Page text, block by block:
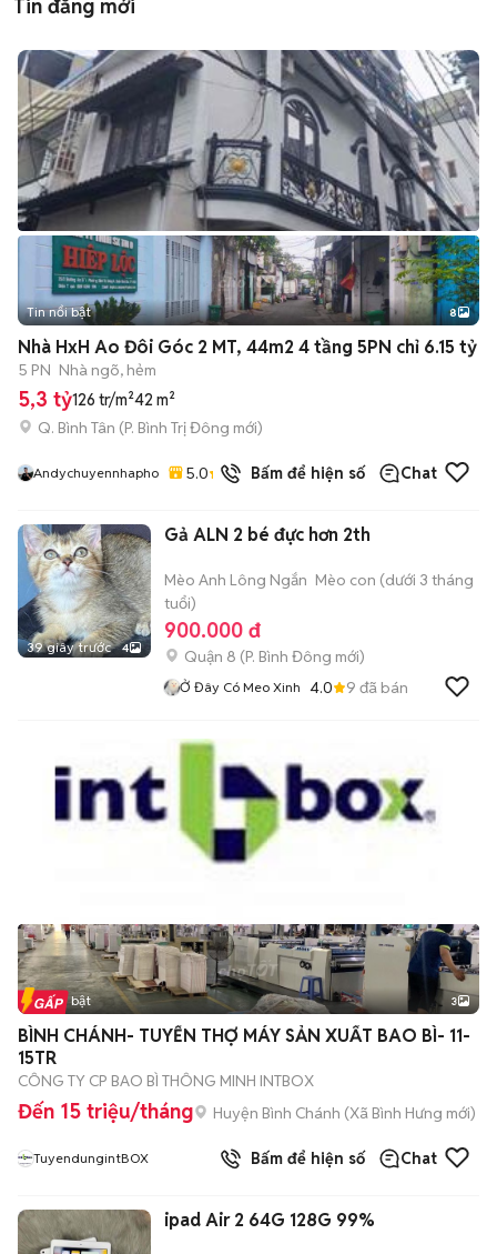
Tin đăng mới
+2
Tin nổi bật 8
Nhà HxH Ao Đôi Góc 2 MT, 44m2 4 tầng 5PN chỉ 6.15 tỷ
5 PN Nhà ngõ, hẻm
5,3 tỷ126 tr/m²42 m²
Q. Bình Tân (P. Bình Trị Đông mới)
Andychuyennhapho 5.0 9đã bán
Bấm để hiện số Chat
39 giây trước 4
Gả ALN 2 bé đực hơn 2th
Mèo Anh Lông Ngắn Mèo con (dưới 3 tháng
tuổi)
900.000 đ
Quận 8 (P. Bình Đông mới)
Ở Đây Có Meo Xinh 4.0 9 đã bán
Tin nổi bật 3
BÌNH CHÁNH- TUYỂN THỢ MÁY SẢN XUẤT BAO BÌ- 11-
15TR
CÔNG TY CP BAO BÌ THÔNG MINH INTBOX
Đến 15 triệu/tháng Huyện Bình Chánh (Xã Bình Hưng mới)
TuyendungintBOX Bấm để hiện số Chat
ipad Air 2 64G 128G 99%